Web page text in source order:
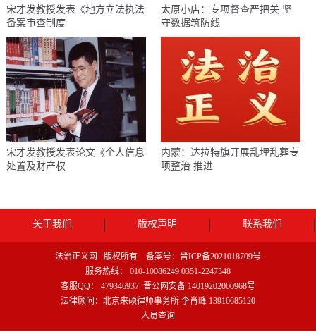
宋才发教授发表《地方立法执法
备案审查制度
太原小店：专项督查严把关 坚
守数据筑防线
宋才发教授发表论文《个人信息
处置及财产权
内蒙：达拉特旗开展乱埋乱葬专
项整治 推进
关于我们 版权声明 联系我们
法治正义网 版权所有 备案号： 晋ICP备2021018709号
服务热线： 010-10086249 0351-2247348
客服QQ： 479346937 晋公网安备 14019202000968号
法律顾问：北京来硕律师事务所 李肖峰 13910685120
人员查询